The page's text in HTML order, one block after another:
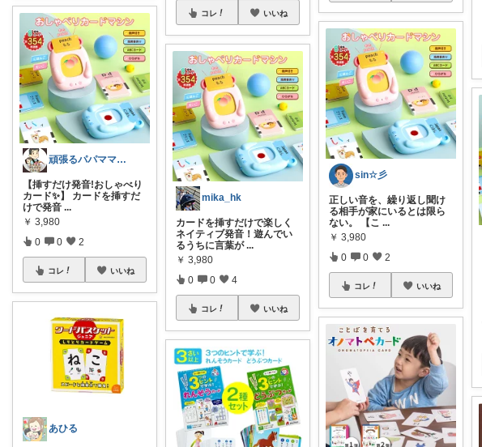
頑張るパパママ応援隊@育児・子供用品紹介
【挿すだけ発音!おしゃべり
カード✨】 カードを挿すだ
けで発音 ...
￥ 3,980
0 0 2
コレ いいね
あひる
コレ いいね
mika_hk
カードを挿すだけで楽しく
ネイティブ発音！遊んでい
るうちに言葉が ...
￥ 3,980
0 0 4
コレ いいね
sin☆彡
正しい音を、繰り返し聞け
る相手が家にいるとは限ら
ない。 【こ ...
￥ 3,980
0 0 2
コレ いいね